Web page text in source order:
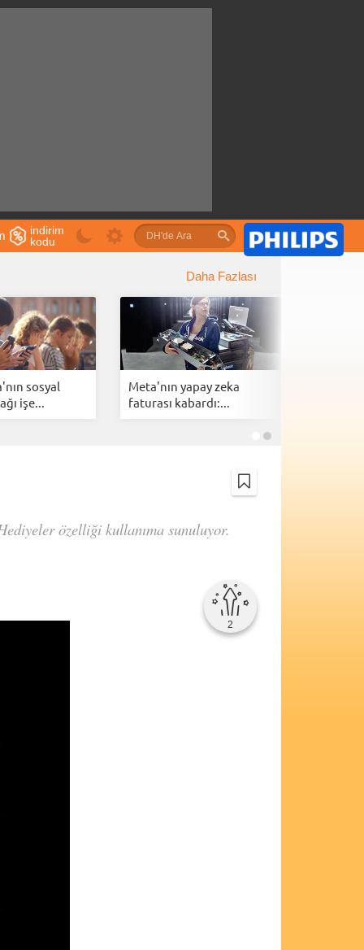
indirim
kodu
Daha Fazlası
sosyal
işe...
Meta'nın yapay zeka
faturası kabardı:...
özelliği kullanıma sunuluyor.
2